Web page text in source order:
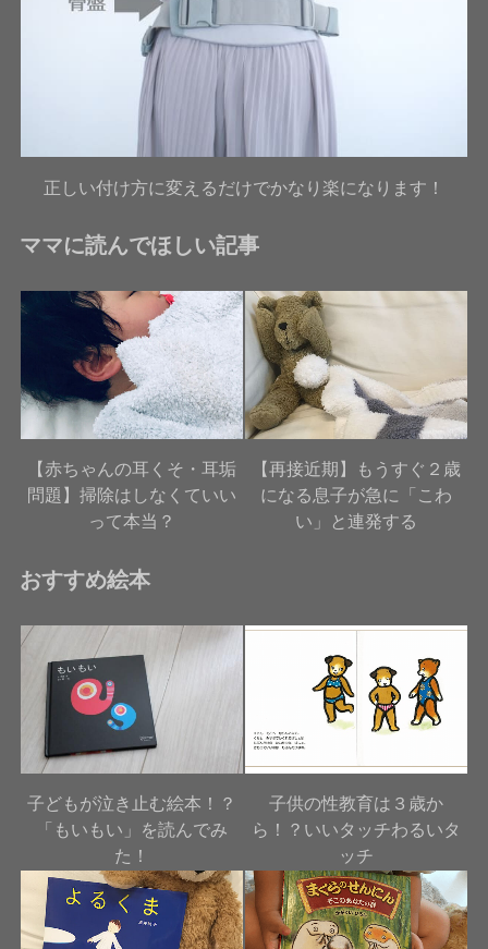
正しい付け方に変えるだけでかなり楽になります！
ママに読んでほしい記事
【赤ちゃんの耳くそ・耳垢
問題】掃除はしなくていい
って本当？
【再接近期】もうすぐ２歳
になる息子が急に「こわ
い」と連発する
おすすめ絵本
子どもが泣き止む絵本！？
「もいもい」を読んでみ
た！
子供の性教育は３歳か
ら！？いいタッチわるいタ
ッチ